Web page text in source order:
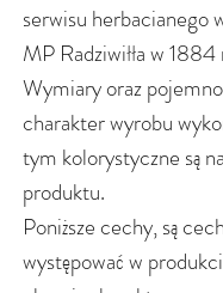
serwisu herbacianego
MP Radziwiłła w 1884
Wymiary oraz
charakter wyrobu
tym kolorystyczne są
produktu.
Poniższe cechy, są
występować w